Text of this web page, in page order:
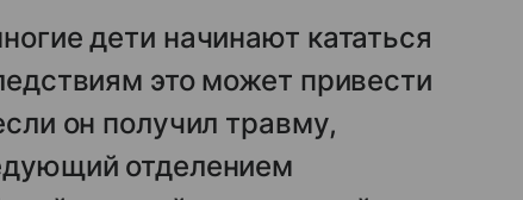
дети начинают кататься
это может привести
он получил травму,
отделением